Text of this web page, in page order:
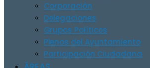
Corporación
Delegaciones
Grupos Políticos
Plenos del Ayuntamiento
Participación Ciudadana